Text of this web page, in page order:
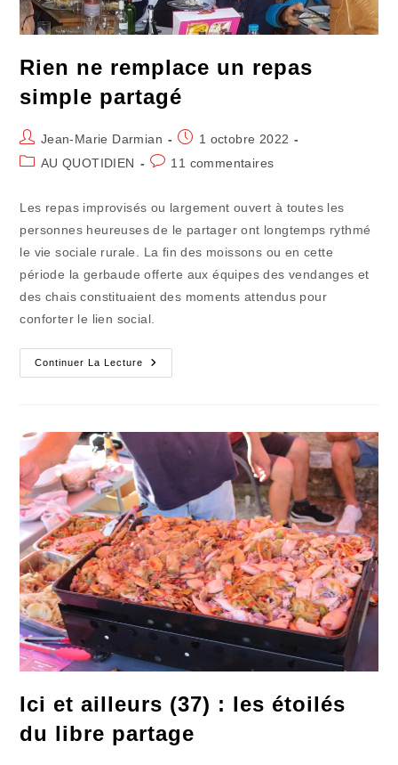
Rien ne remplace un repas
simple partagé
Auteur/autrice
de
Jean-Marie Darmian
Publication
publiée :
1 octobre 2022
PostAU QUOTIDIEN
Commentaires
publication :
11 commentaires
Les repas improvisés ou largement ouvert à toutes les
personnes heureuses de le partager ont longtemps rythmé
le vie sociale rurale. La fin des moissons ou en cette
période la gerbaude offerte aux équipes des vendanges et
des chais constituaient des moments attendus pour
conforter le lien social.
Continuer La Lecture
Rien
Ne
Partagé
Ici et ailleurs (37) : les étoilés
du libre partage